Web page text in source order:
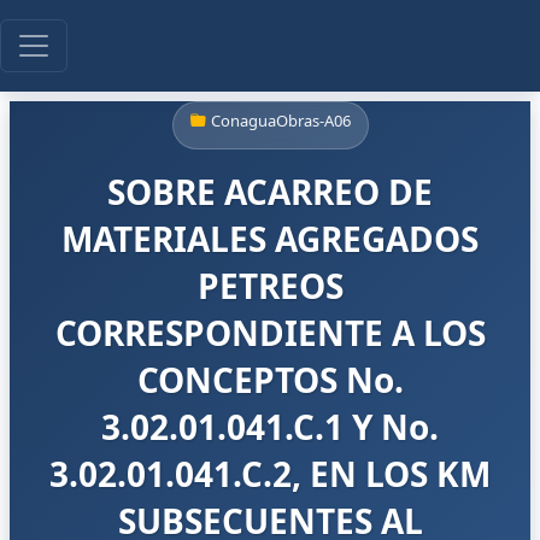
ConaguaObras-A06
SOBRE ACARREO DE
MATERIALES AGREGADOS
PETREOS
CORRESPONDIENTE A LOS
CONCEPTOS No.
3.02.01.041.C.1 Y No.
3.02.01.041.C.2, EN LOS KM
SUBSECUENTES AL